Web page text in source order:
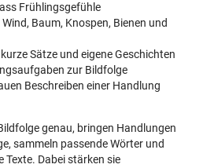
Frühlingsgefühle
Baum, Knospen, Bienen und
Sätze und eigene Geschichten
zur Bildfolge
Beschreiben einer Handlung
genau, bringen Handlungen
sammeln passende Wörter und
Texte. Dabei stärken sie